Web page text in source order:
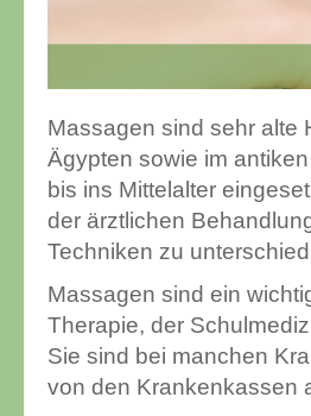
Massagen sind sehr alte
Ägypten sowie im
bis ins Mittelalter
der ärztlichen
Techniken zu
Massagen sind ein
Therapie, der
Sie sind bei manchen
von den Krankenkassen